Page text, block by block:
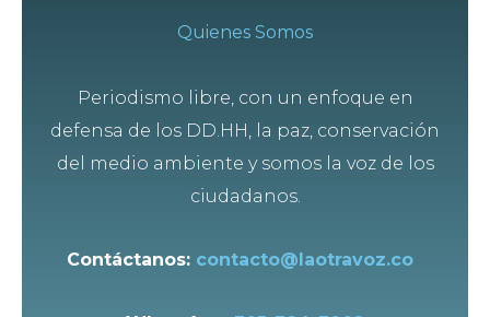
Quienes Somos
Periodismo libre, con un enfoque en
defensa de los DD.HH, la paz, conservación
del medio ambiente y somos la voz de los
ciudadanos.
Contáctanos: contacto@laotravoz.co